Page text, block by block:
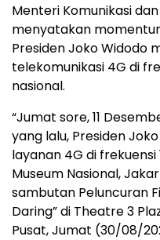
Menteri Komunikasi
menyatakan
Presiden Joko Widodo
telekomunikasi 4G di
nasional.
“Jumat sore, 11
yang lalu, Presiden
layanan 4G di frekuensi
Museum Nasional,
sambutan Peluncuran
Daring” di Theatre 3
Pusat, Jumat (30/08/